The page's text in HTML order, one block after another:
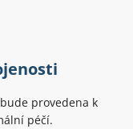
provedena k
péčí.